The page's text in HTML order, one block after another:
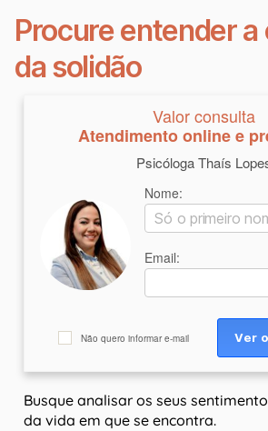
Procure entender a
da solidão
Valor consulta
Atendimento online e
Psicóloga Thaís
Nome:
Email:
Não quero informar e-mail
Busque analisar os seus
da vida em que se encontra.